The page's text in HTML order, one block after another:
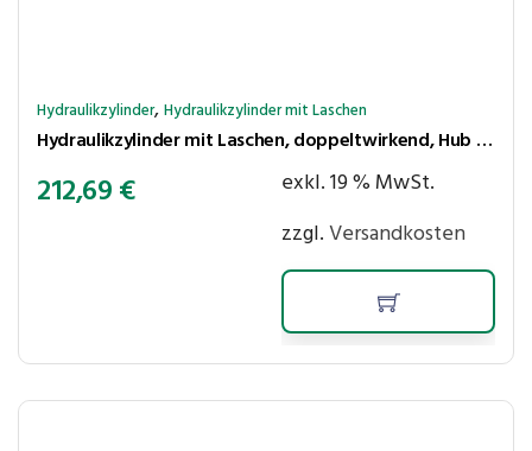
Hydraulikzylinder,Hydraulikzylinder mit Laschen
Hydraulikzylinder mit Laschen, doppeltwirkend, Hub 450 mm, Kolben ⌀50 mm, Stange ⌀30 mm
212,69€
exkl. 19 % MwSt.
zzgl.Versandkosten